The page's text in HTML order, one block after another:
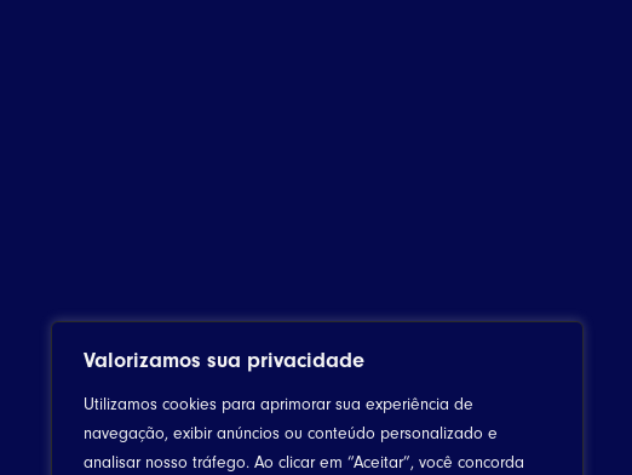
Valorizamos sua privacidade
Utilizamos cookies para aprimorar sua experiência de
navegação, exibir anúncios ou conteúdo personalizado e
analisar nosso tráfego. Ao clicar em “Aceitar”, você concorda